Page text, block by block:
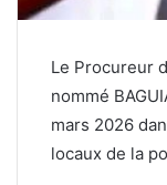
Le Procureur
nommé
mars 2026
locaux de la